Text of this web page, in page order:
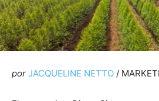
por JACQUELINE NETTO /